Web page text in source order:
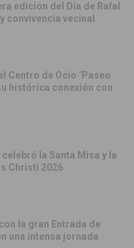
edición del Día de Rafal
convivencia vecinal
Centro de Ocio ‘Paseo
histórica conexión con
la Santa Misa y la
Christi 2026
la gran Entrada de
una intensa jornada